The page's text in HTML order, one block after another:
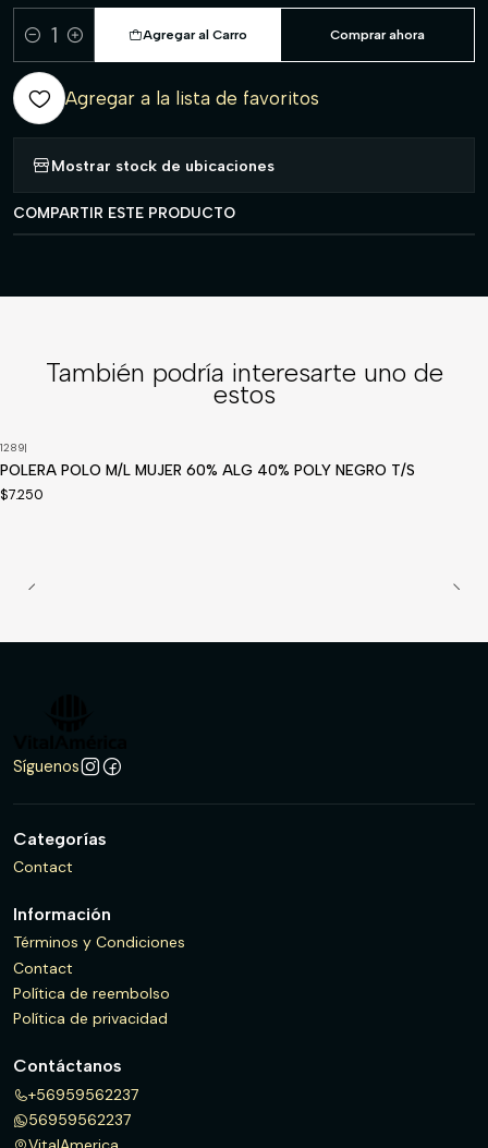
Cantidad
Agregar al Carro Comprar ahora
Agregar a la lista de favoritos
Mostrar stock de ubicaciones
COMPARTIR ESTE PRODUCTO
También podría interesarte uno de
estos
1289|
POLERA POLO M/L MUJER 60% ALG 40% POLY NEGRO T/S
$7.250
Síguenos
Categorías
Contact
Información
Términos y Condiciones
Contact
Política de reembolso
Política de privacidad
Contáctanos
+56959562237
56959562237